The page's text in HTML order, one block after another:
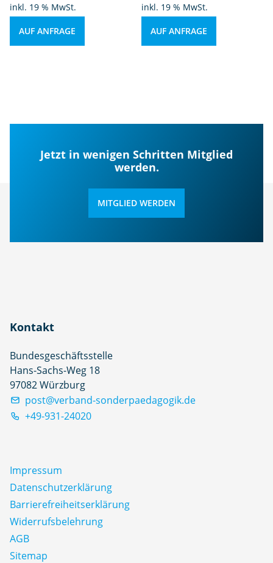
inkl. 19 % MwSt.
AUF ANFRAGE
inkl. 19 % MwSt.
AUF ANFRAGE
Jetzt in wenigen Schritten Mitglied
werden.
MITGLIED WERDEN
Kontakt
Bundesgeschäftsstelle
Hans-Sachs-Weg 18
97082 Würzburg
post@verband-sonderpaedagogik.de
+49-931-24020
Impressum
Datenschutz­erklärung
Barrierefreiheitserklärung
Widerrufsbelehrung
AGB
Sitemap